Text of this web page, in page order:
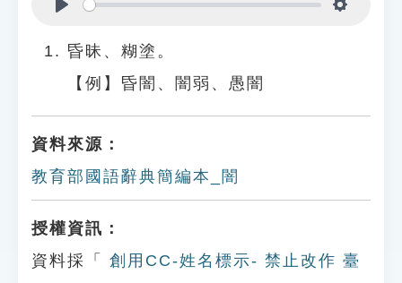
昏昧、糊塗。
【例】昏闇、闇弱、愚闇
資料來源：
教育部國語辭典簡編本_闇
授權資訊：
資料採「
創用CC-姓名標示- 禁止改作 臺